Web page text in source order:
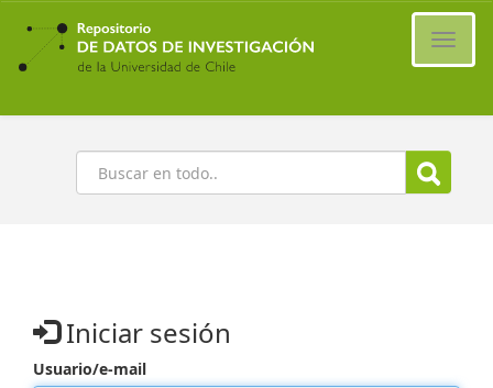
Ir
contenido
principal
Buscar
Iniciar sesión
Usuario/e-mail